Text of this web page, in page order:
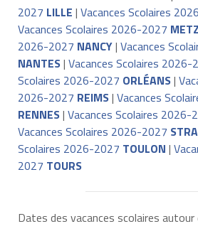
2027 LILLE | Vacances Scolaires
Vacances Scolaires 2026-2027 METZ
2026-2027 NANCY| Vacances
NANTES| Vacances Scolaires 2026-
Scolaires 2026-2027 ORLÉANS|
2026-2027 REIMS| Vacances
RENNES| Vacances Scolaires 2026-
Vacances Scolaires 2026-2027
Scolaires 2026-2027 TOULON |
2027 TOURS
Dates des vacances scolaires autour